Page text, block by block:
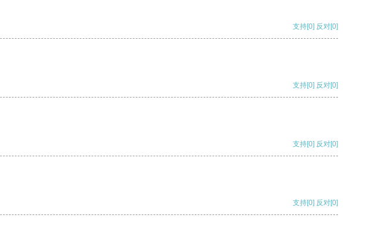
支持[0] 反对[0]
支持[0] 反对[0]
支持[0] 反对[0]
支持[0] 反对[0]